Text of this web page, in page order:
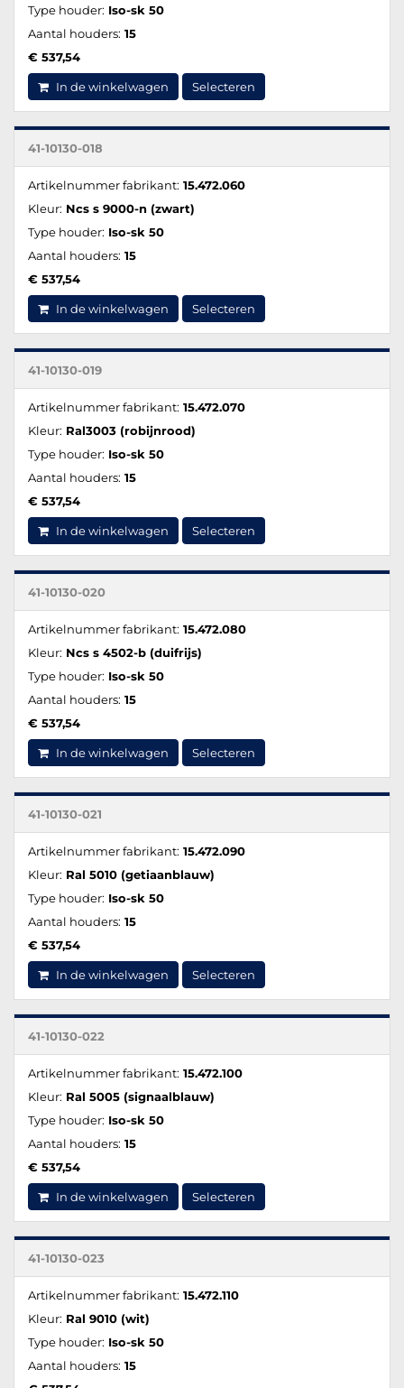
Type houder: Iso-sk 50
Aantal houders: 15
€ 537,54
In de winkelwagen Selecteren
41-10130-018
Artikelnummer fabrikant: 15.472.060
Kleur: Ncs s 9000-n (zwart)
Type houder: Iso-sk 50
Aantal houders: 15
€ 537,54
In de winkelwagen Selecteren
41-10130-019
Artikelnummer fabrikant: 15.472.070
Kleur: Ral3003 (robijnrood)
Type houder: Iso-sk 50
Aantal houders: 15
€ 537,54
In de winkelwagen Selecteren
41-10130-020
Artikelnummer fabrikant: 15.472.080
Kleur: Ncs s 4502-b (duifrijs)
Type houder: Iso-sk 50
Aantal houders: 15
€ 537,54
In de winkelwagen Selecteren
41-10130-021
Artikelnummer fabrikant: 15.472.090
Kleur: Ral 5010 (getiaanblauw)
Type houder: Iso-sk 50
Aantal houders: 15
€ 537,54
In de winkelwagen Selecteren
41-10130-022
Artikelnummer fabrikant: 15.472.100
Kleur: Ral 5005 (signaalblauw)
Type houder: Iso-sk 50
Aantal houders: 15
€ 537,54
In de winkelwagen Selecteren
41-10130-023
Artikelnummer fabrikant: 15.472.110
Kleur: Ral 9010 (wit)
Type houder: Iso-sk 50
Aantal houders: 15